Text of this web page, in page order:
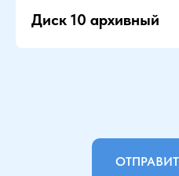
Диск 10 архивный